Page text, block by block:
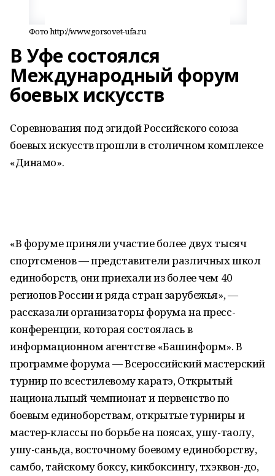
Фото http://www.gorsovet-ufa.ru
В Уфе состоялся
Международный форум
боевых искусств
Соревнования под эгидой Российского союза
боевых искусств прошли в столичном комплексе
«Динамо».
«В форуме приняли участие более двух тысяч
спортсменов — представители различных школ
единоборств, они приехали из более чем 40
регионов России и ряда стран зарубежья», —
рассказали организаторы форума на пресс-
конференции, которая состоялась в
информационном агентстве «Башинформ». В
программе форума — Всероссийский мастерский
турнир по всестилевому каратэ, Открытый
национальный чемпионат и первенство по
боевым единоборствам, открытые турниры и
мастер-классы по борьбе на поясах, ушу-таолу,
ушу-саньда, восточному боевому единоборству,
самбо, тайскому боксу, кикбоксингу, тхэквон-до,